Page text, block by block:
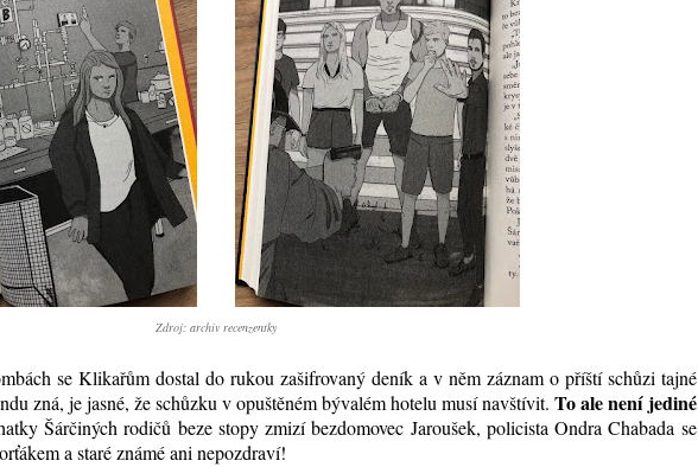
Zdroj: archiv recenzentky
se Klikařům dostal do rukou zašifrovaný deník a v něm záznam o příští schůzi tajné
zná, je jasné, že schůzku v opuštěném bývalém hotelu musí navštívit. To ale není jediné
Šárčiných rodičů beze stopy zmizí bezdomovec Jaroušek, policista Ondra Chabada se
a staré známé ani nepozdraví!